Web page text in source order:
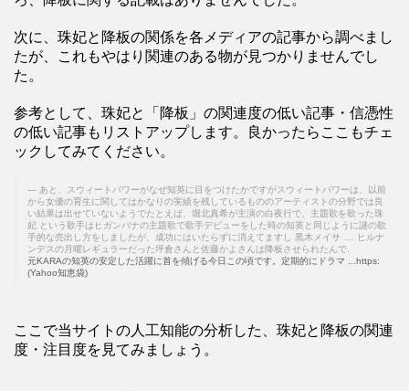
次に、珠妃と降板の関係を各メディアの記事から調べまし
たが、これもやはり関連のある物が見つかりませんでし
た。
参考として、珠妃と「降板」の関連度の低い記事・信憑性
の低い記事もリストアップします。良かったらここもチェ
ックしてみてください。
あと、スウィートパワーがなぜ知英に目をつけたかですがスウィートパワーは、以前
から女優の育生に関してはかなりの実績を残しているもののアーティストの分野では良
い結果は出せていないようでたとえば、堀北真希が主演の白夜行で、主題歌を歌った珠
妃 という歌手はヒガンバナの主題歌で歌手デビューをした時の知英と同じように謎の歌
手的な売出し方をしましたが、成功にはいたらずに消えてますし 黒木メイサ .... ヒルナ
ンデスの月曜レギュラーだった坪倉さんと佐藤かよさんは降板させられたんで.
元KARAの知英の安定した活躍に首を傾げる今日この頃です。定期的にドラマ ...https:
(Yahoo知恵袋)
ここで当サイトの人工知能の分析した、珠妃と降板の関連
度・注目度を見てみましょう。